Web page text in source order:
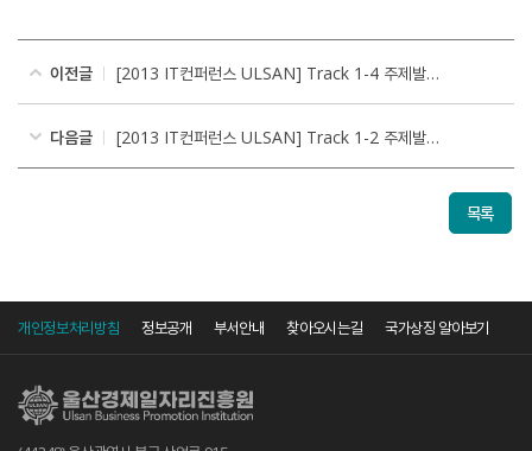
이전글 [2013 IT컨퍼런스 ULSAN] Track 1-4 주제발표
다음글 [2013 IT컨퍼런스 ULSAN] Track 1-2 주제발표
목록
개인정보처리방침 정보공개 부서안내 찾아오시는길 국가상징 알아보기